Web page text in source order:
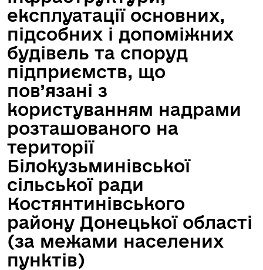
експлуатації основних,
підсобних і допоміжних
будівель та споруд
підприємств, що
пов’язані з
користуванням надрами
розташованого на
території
Білокузьминівської
сільської ради
Костянтинівського
району Донецької області
(за межами населених
пунктів)